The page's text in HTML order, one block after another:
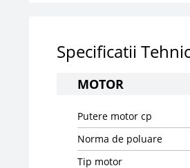
Specificatii
MOTOR
Putere motor cp
Norma de poluare
Tip motor